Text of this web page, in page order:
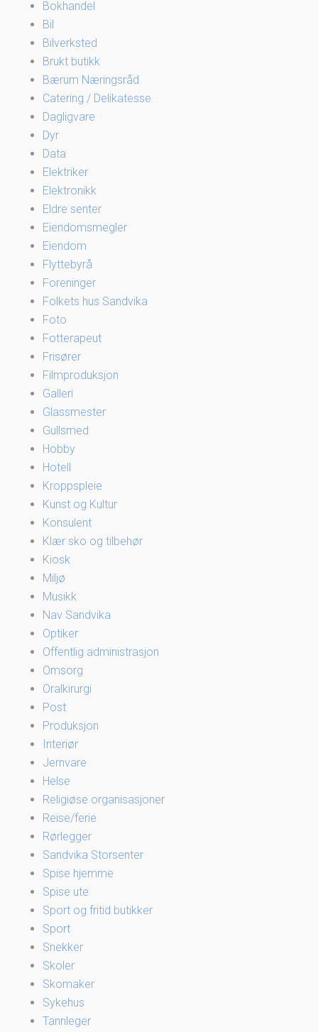
Bokhandel
Bil
Bilverksted
Brukt butikk
Bærum Næringsråd
Catering / Delikatesse
Dagligvare
Dyr
Data
Elektriker
Elektronikk
Eldre senter
Eiendomsmegler
Eiendom
Flyttebyrå
Foreninger
Folkets hus Sandvika
Foto
Fotterapeut
Frisører
Filmproduksjon
Galleri
Glassmester
Gullsmed
Hobby
Hotell
Kroppspleie
Kunst og Kultur
Konsulent
Klær sko og tilbehør
Kiosk
Miljø
Musikk
Nav Sandvika
Optiker
Offentlig administrasjon
Omsorg
Oralkirurgi
Post
Produksjon
Interiør
Jernvare
Helse
Religiøse organisasjoner
Reise/ferie
Rørlegger
Sandvika Storsenter
Spise hjemme
Spise ute
Sport og fritid butikker
Sport
Snekker
Skoler
Skomaker
Sykehus
Tannleger